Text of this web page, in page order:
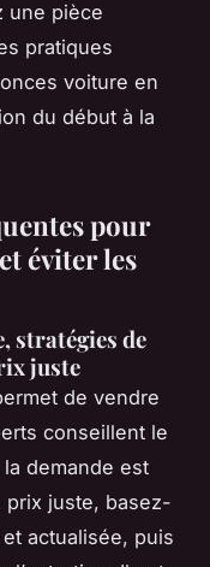
une pièce
pratiques
voiture en
du début à la
pour
éviter les
stratégies de
juste
de vendre
conseillent le
demande est
juste, basez-
actualisée, puis